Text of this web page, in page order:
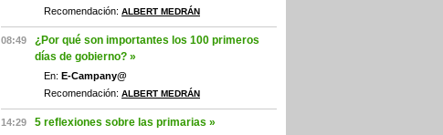
Recomendación: ALBERT MEDRÁN
08:49
¿Por qué son importantes los 100 primeros
días de gobierno? »
En: E-Campany@
Recomendación: ALBERT MEDRÁN
14:29 5 reflexiones sobre las primarias »